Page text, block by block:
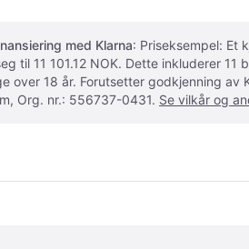
med Klarna: Priseksempel: Et
til 11 101.12 NOK. Dette inkluderer
18 år. Forutsetter godkjenning av
Org. nr.: 556737-0431. Se vilkår og